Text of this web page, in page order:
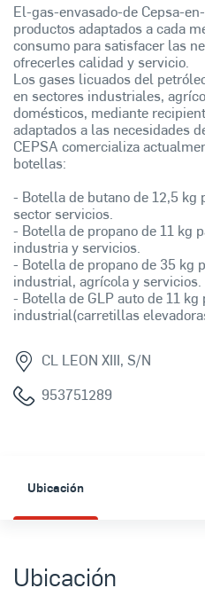
El-gas-envasado-de Cepsa-
productos adaptados a cada
consumo para satisfacer las
ofrecerles calidad y servicio.
Los gases licuados del
en sectores industriales,
domésticos, mediante
adaptados a las necesidades
CEPSA comercializa
botellas:
- Botella de butano de 12,5 kg
sector servicios.
- Botella de propano de 11 kg
industria y servicios.
- Botella de propano de 35 kg
industrial, agrícola y servicios.
- Botella de GLP auto de 11 kg
industrial(carretillas
CL LEON XIII, S/N
953751289
Ubicación
Ubicación